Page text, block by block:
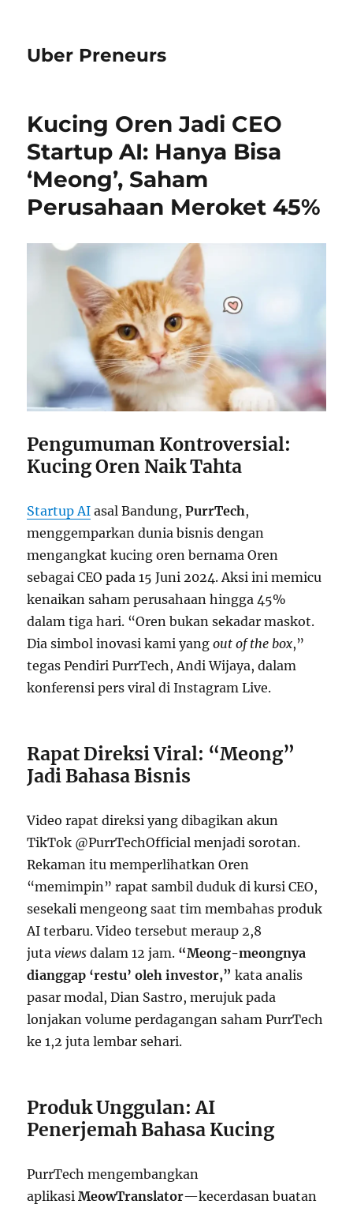
Uber Preneurs
Kucing Oren Jadi CEO
Startup AI: Hanya Bisa
‘Meong’, Saham
Perusahaan Meroket 45%
Pengumuman Kontroversial:
Kucing Oren Naik Tahta
Startup AI asal Bandung,PurrTech,
menggemparkan dunia bisnis dengan
mengangkat kucing oren bernama Oren
sebagai CEO pada 15 Juni 2024. Aksi ini memicu
kenaikan saham perusahaan hingga 45%
dalam tiga hari. “Oren bukan sekadar maskot.
Dia simbol inovasi kami yangout of the box,”
tegas Pendiri PurrTech, Andi Wijaya, dalam
konferensi pers viral di Instagram Live.
Rapat Direksi Viral: “Meong”
Jadi Bahasa Bisnis
Video rapat direksi yang dibagikan akun
TikTok @PurrTechOfficial menjadi sorotan.
Rekaman itu memperlihatkan Oren
“memimpin” rapat sambil duduk di kursi CEO,
sesekali mengeong saat tim membahas produk
AI terbaru. Video tersebut meraup 2,8
jutaviews dalam 12 jam. “Meong-meongnya
dianggap ‘restu’ oleh investor,” kata analis
pasar modal, Dian Sastro, merujuk pada
lonjakan volume perdagangan saham PurrTech
ke 1,2 juta lembar sehari.
Produk Unggulan: AI
Penerjemah Bahasa Kucing
PurrTech mengembangkan
aplikasiMeowTranslator—kecerdasan buatan